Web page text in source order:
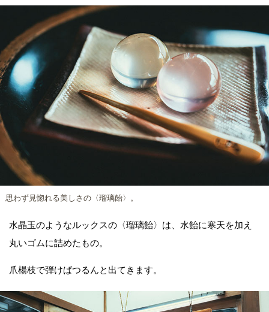
思わず見惚れる美しさの〈瑠璃飴〉。
水晶玉のようなルックスの〈瑠璃飴〉は、水飴に寒天を加え
丸いゴムに詰めたもの。
爪楊枝で弾けばつるんと出てきます。